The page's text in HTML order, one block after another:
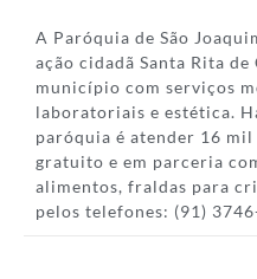
A Paróquia de São
ação cidadã Santa Rita
município com serviços
laboratoriais e estética.
paróquia é atender 16
gratuito e em parceria
alimentos, fraldas para
pelos telefones: (91)